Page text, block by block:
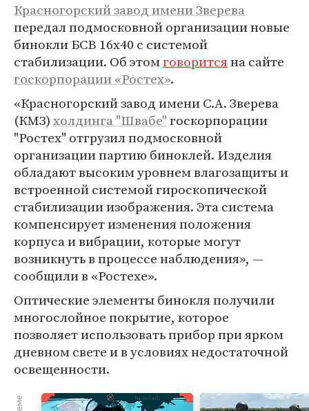
Красногорский завод имени Зверева
передал подмосковной организации новые
бинокли БСВ 16х40 с системой
стабилизации. Об этомговоритсяна сайте
госкорпорации «Ростех».
«Красногорский завод имени С.А. Зверева
(КМЗ)холдинга "Швабе"госкорпорации
"Ростех" отгрузил подмосковной
организации партию биноклей. Изделия
обладают высоким уровнем влагозащиты и
встроенной системой гироскопической
стабилизации изображения. Эта система
компенсирует изменения положения
корпуса и вибрации, которые могут
возникнуть в процессе наблюдения», —
сообщили в «Ростехе».
Оптические элементы бинокля получили
многослойное покрытие, которое
позволяет использовать прибор при ярком
дневном свете и в условиях недостаточной
освещенности.